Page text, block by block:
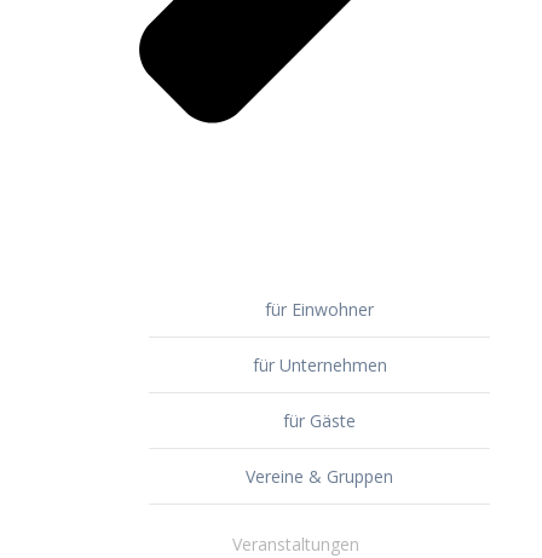
für Einwohner
für Unternehmen
für Gäste
Vereine & Gruppen
Veranstaltungen